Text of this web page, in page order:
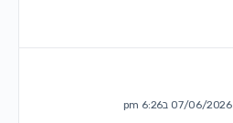
07/06/2026 ב6:26 pm